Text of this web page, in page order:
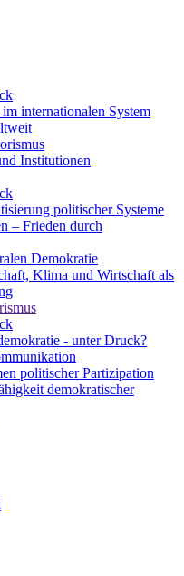
internationalen System
Institutionen
politischer Systeme
– Frieden durch
Demokratie
Klima und Wirtschaft als
- unter Druck?
politischer Partizipation
demokratischer